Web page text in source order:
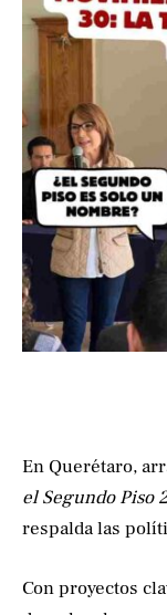
En Querétaro,
el Segundo Piso
respalda las
Con proyectos